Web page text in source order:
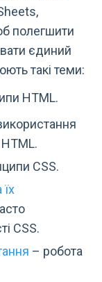
полегшити
єдиний
такі теми:
HTML.
CSS.
CSS.
– робота